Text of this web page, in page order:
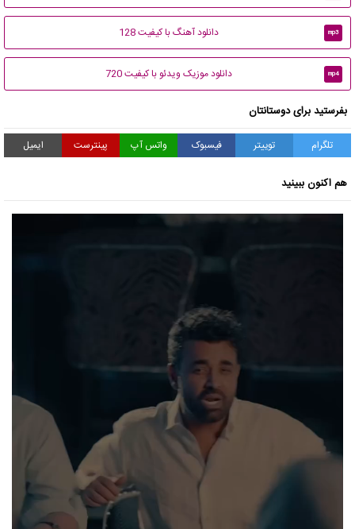
mp3 دانلود آهنگ با کیفیت 128
mp4 دانلود موزیک ویدئو با کیفیت 720
بفرستید برای دوستانتان
تلگرام توییتر فیسبوک واتس آپ پینترست ایمیل
هم اکنون ببینید